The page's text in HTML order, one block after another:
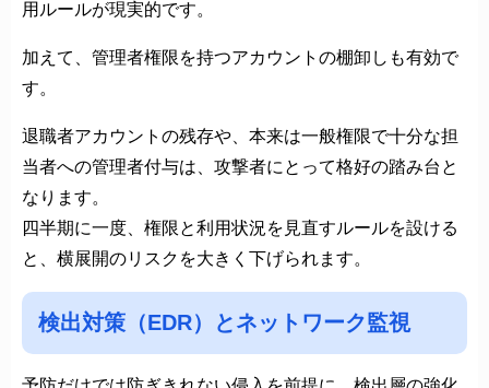
用ルールが現実的です。
加えて、管理者権限を持つアカウントの棚卸しも有効で
す。
退職者アカウントの残存や、本来は一般権限で十分な担
当者への管理者付与は、攻撃者にとって格好の踏み台と
なります。
四半期に一度、権限と利用状況を見直すルールを設ける
と、横展開のリスクを大きく下げられます。
検出対策（EDR）とネットワーク監視